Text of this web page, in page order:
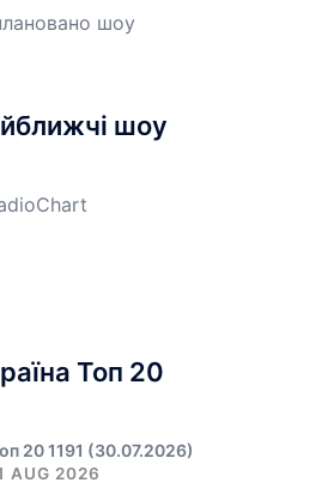
шоу
шоу
Топ 20
20 1191 (30.07.2026)
AUG 2026